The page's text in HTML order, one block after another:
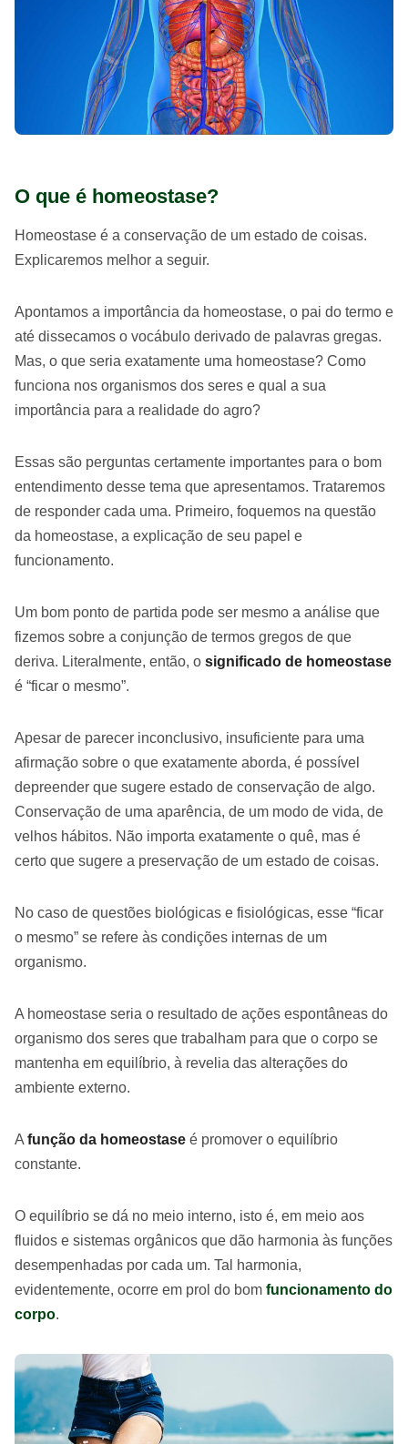
O que é homeostase?
Homeostase é a conservação de um estado de coisas.
Explicaremos melhor a seguir.
Apontamos a importância da homeostase, o pai do termo e
até dissecamos o vocábulo derivado de palavras gregas.
Mas, o que seria exatamente uma homeostase? Como
funciona nos organismos dos seres e qual a sua
importância para a realidade do agro?
Essas são perguntas certamente importantes para o bom
entendimento desse tema que apresentamos. Trataremos
de responder cada uma. Primeiro, foquemos na questão
da homeostase, a explicação de seu papel e
funcionamento.
Um bom ponto de partida pode ser mesmo a análise que
fizemos sobre a conjunção de termos gregos de que
deriva. Literalmente, então, o significado de homeostase
é “ficar o mesmo”.
Apesar de parecer inconclusivo, insuficiente para uma
afirmação sobre o que exatamente aborda, é possível
depreender que sugere estado de conservação de algo.
Conservação de uma aparência, de um modo de vida, de
velhos hábitos. Não importa exatamente o quê, mas é
certo que sugere a preservação de um estado de coisas.
No caso de questões biológicas e fisiológicas, esse “ficar
o mesmo” se refere às condições internas de um
organismo.
A homeostase seria o resultado de ações espontâneas do
organismo dos seres que trabalham para que o corpo se
mantenha em equilíbrio, à revelia das alterações do
ambiente externo.
A função da homeostase é promover o equilíbrio
constante.
O equilíbrio se dá no meio interno, isto é, em meio aos
fluidos e sistemas orgânicos que dão harmonia às funções
desempenhadas por cada um. Tal harmonia,
evidentemente, ocorre em prol do bom funcionamento do
corpo.